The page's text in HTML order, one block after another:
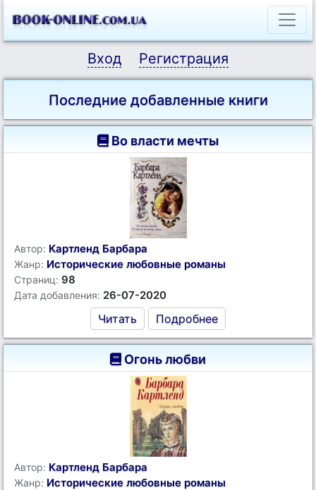
Вход Регистрация
Последние добавленные книги
Во власти мечты
Автор: Картленд Барбара
Жанр: Исторические любовные романы
Страниц: 98
Дата добавления: 26-07-2020
Читать Подробнее
Огонь любви
Автор: Картленд Барбара
Жанр: Исторические любовные романы